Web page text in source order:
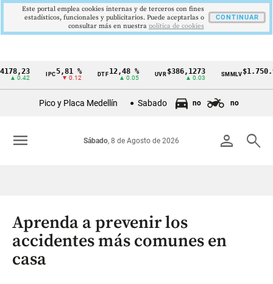
Cintillo
Colombia
IPC 5,81 %
▼ 0.12
DTF 12,48 %
▲ 0.05
UVR $386,1273
▲ 0.03
SMMLV$1.750.905
Pico y Placa Medellín Sabado no no
person search
Sábado, 8 de Agosto de 2026
menu
Aprenda a prevenir los
accidentes más comunes en
casa
Este portal emplea cookies internas y de terceros con fines
estadísticos, funcionales y publicitarios. Puede aceptarlas o
consultar más en nuestra politica de cookies
CONTINUAR